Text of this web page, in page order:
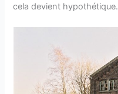
cela devient hypothétique.